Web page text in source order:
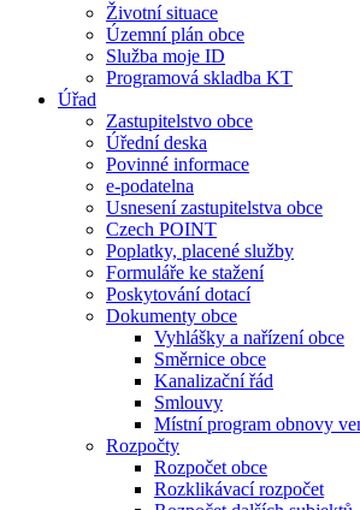
Životní situace
Územní plán obce
Služba moje ID
Programová skladba KT
Úřad
Zastupitelstvo obce
Úřední deska
Povinné informace
e-podatelna
Usnesení zastupitelstva obce
Czech POINT
Poplatky, placené služby
Formuláře ke stažení
Poskytování dotací
Dokumenty obce
Vyhlášky a nařízení obce
Směrnice obce
Kanalizační řád
Smlouvy
Místní program obnovy
Rozpočty
Rozpočet obce
Rozklikávací rozpočet